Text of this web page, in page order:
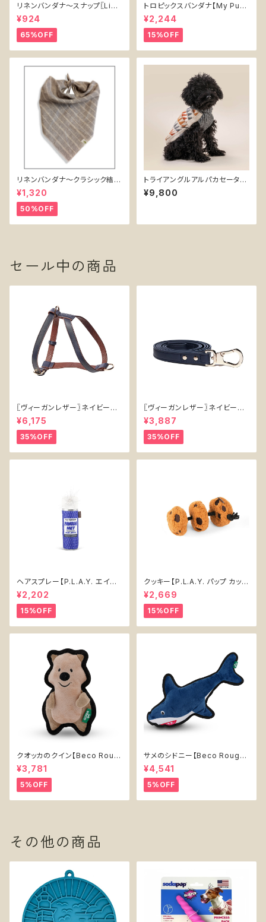
リネンバンダナ〜スナップ〖Line
n Bandana - Snap〗
¥924
65%OFF
トロピックスバンダナ【My Pup
per】犬用バンダナ Tropics D
og Bandana
¥2,244
15%OFF
リネンバンダナ〜クラシック結び
〖Linen Bandana - Classic
Tie〗
¥1,320
50%OFF
トライアングルアルパカセーター
【Alqo Ｗasi】犬服 ベージュ ブ
ラウン グレー ペルーアルパカセ
¥9,800
セール中の商品
〖ヴィーガンレザー〗ネイビーハ
ーネス【Vegan Leather Navy
Harness】
¥6,175
35%OFF
〖ヴィーガンレザー〗ネイビーリ
ード【Vegan Leather Navy L
ead】
¥3,887
35%OFF
ヘアスプレー【P.L.A.Y. エイテ
ィーズ クラシック】犬用おもちゃ
Pawqua Net 【P.L.A.Y. 80s
Classics Collection】
¥2,202
15%OFF
クッキー【P.L.A.Y. パップ カップ
カフェ】犬用おもちゃ Cookies
n' Treats 【P.L.A.Y. Pup Cup
Cafe Collection】
¥2,669
15%OFF
クオッカのクイン【Beco Roug
h & Tough Recycled Plasti
c Quokka】
¥3,781
5%OFF
サメのシドニー【Beco Rough
& Tough Recycled Plastic
Shark】
¥4,541
5%OFF
その他の商品